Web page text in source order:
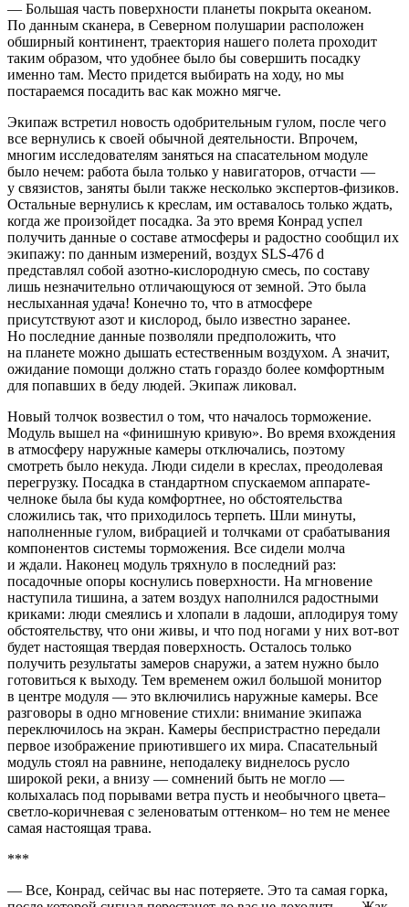
— Большая часть поверхности планеты покрыта океаном.
По данным сканера, в Северном полушарии расположен
обширный континент, траектория нашего полета проходит
таким образом, что удобнее было бы совершить посадку
именно там. Место придется выбирать на ходу, но мы
постараемся посадить вас как можно мягче.
Экипаж встретил новость одобрительным гулом, после чего
все вернулись к своей обычной деятельности. Впрочем,
многим исследователям заняться на спасательном модуле
было нечем: работа была только у навигаторов, отчасти —
у связистов, заняты были также несколько экспертов-физиков.
Остальные вернулись к креслам, им оставалось только ждать,
когда же произойдет посадка. За это время Конрад успел
получить данные о составе атмосферы и радостно сообщил их
экипажу: по данным измерений, воздух SLS-476 d
представлял собой азотно-кислородную смесь, по составу
лишь незначительно отличающуюся от земной. Это была
неслыханная удача! Конечно то, что в атмосфере
присутствуют азот и кислород, было известно заранее.
Но последние данные позволяли предположить, что
на планете можно дышать естественным воздухом. А значит,
ожидание помощи должно стать гораздо более комфортным
для попавших в беду людей. Экипаж ликовал.
Новый толчок возвестил о том, что началось торможение.
Модуль вышел на «финишную кривую». Во время вхождения
в атмосферу наружные камеры отключались, поэтому
смотреть было некуда. Люди сидели в креслах, преодолевая
перегрузку. Посадка в стандартном спускаемом аппарате-
челноке была бы куда комфортнее, но обстоятельства
сложились так, что приходилось терпеть. Шли минуты,
наполненные гулом, вибрацией и толчками от срабатывания
компонентов системы торможения. Все сидели молча
и ждали. Наконец модуль тряхнуло в последний раз:
посадочные опоры коснулись поверхности. На мгновение
наступила тишина, а затем воздух наполнился радостными
криками: люди смеялись и хлопали в ладоши, аплодируя тому
обстоятельству, что они живы, и что под ногами у них вот-вот
будет настоящая твердая поверхность. Осталось только
получить результаты замеров снаружи, а затем нужно было
готовиться к выходу. Тем временем ожил большой монитор
в центре модуля — это включились наружные камеры. Все
разговоры в одно мгновение стихли: внимание экипажа
переключилось на экран. Камеры беспристрастно передали
первое изображение приютившего их мира. Спасательный
модуль стоял на равнине, неподалеку виднелось русло
широкой реки, а внизу — сомнений быть не могло —
колыхалась под порывами ветра пусть и необычного цвета–
светло-коричневая с зеленоватым оттенком– но тем не менее
самая настоящая трава.
***
— Все, Конрад, сейчас вы нас потеряете. Это та самая горка,